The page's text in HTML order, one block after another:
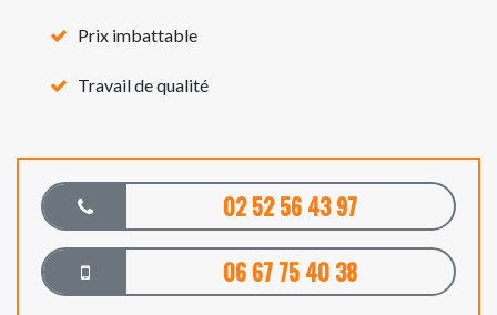
Prix imbattable
Travail de qualité
02 52 56 43 97
06 67 75 40 38